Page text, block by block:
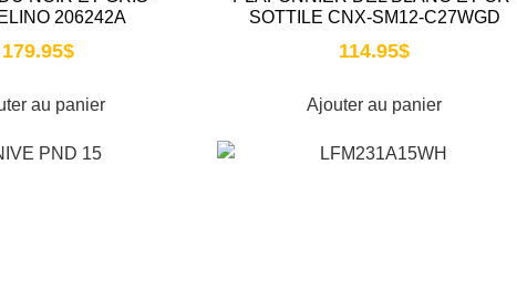
206242A
179.95$
au panier
SOTTILE CNX-SM12-C27WGD
114.95$
Ajouter au panier